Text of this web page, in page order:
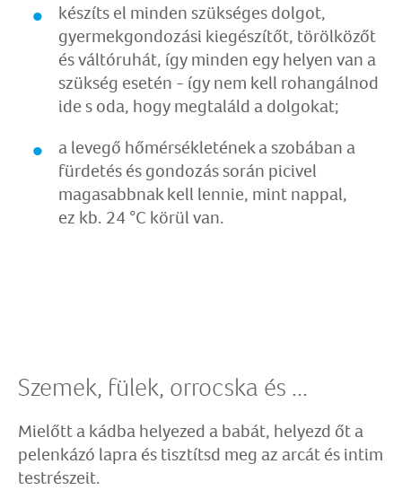
készíts el minden szükséges dolgot,
gyermekgondozási kiegészítőt, törölközőt
és váltóruhát, így minden egy helyen van a
szükség esetén - így nem kell rohangálnod
ide s oda, hogy megtaláld a dolgokat;
a levegő hőmérsékletének a szobában a
fürdetés és gondozás során picivel
magasabbnak kell lennie, mint nappal,
ez kb. 24 °C körül van.
Szemek, fülek, orrocska és ...
Mielőtt a kádba helyezed a babát, helyezd őt a
pelenkázó lapra és tisztítsd meg az arcát és intim
testrészeit.